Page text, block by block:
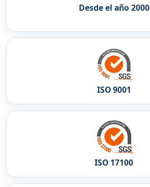
Desde el año 2000
ISO 9001
ISO 17100